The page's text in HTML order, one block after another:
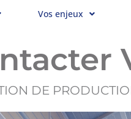
Vos enjeux
DE